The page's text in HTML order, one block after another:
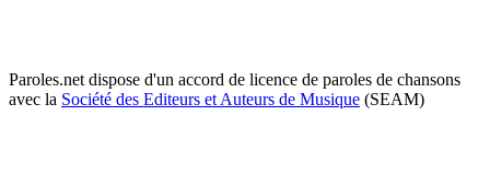
Paroles.net dispose d'un accord de licence de paroles de chansons
avec la Société des Editeurs et Auteurs de Musique (SEAM)